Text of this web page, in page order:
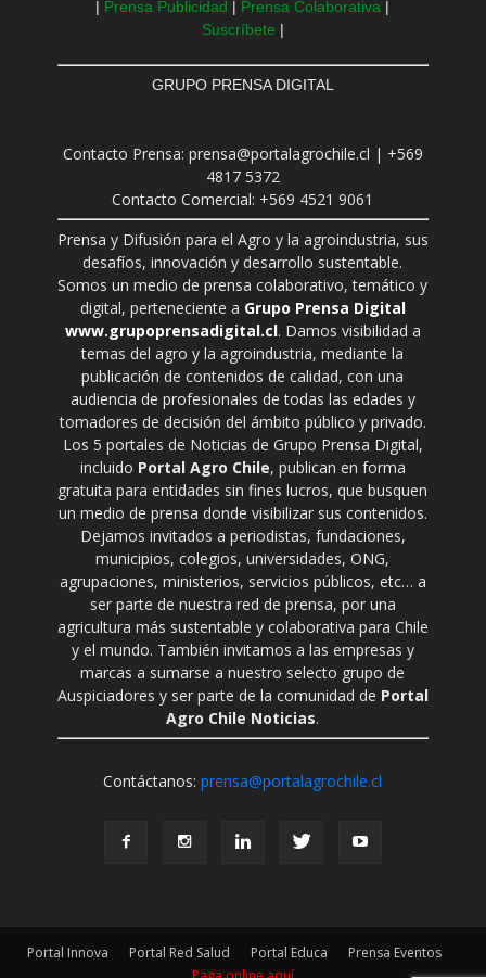
| Prensa Publicidad | Prensa Colaborativa |
Suscríbete |
GRUPO PRENSA DIGITAL
Contacto Prensa: prensa@portalagrochile.cl | +569
4817 5372
Contacto Comercial: +569 4521 9061
Prensa y Difusión para el Agro y la agroindustria, sus
desafíos, innovación y desarrollo sustentable.
Somos un medio de prensa colaborativo, temático y
digital, perteneciente a Grupo Prensa Digital
www.grupoprensadigital.cl. Damos visibilidad a
temas del agro y la agroindustria, mediante la
publicación de contenidos de calidad, con una
audiencia de profesionales de todas las edades y
tomadores de decisión del ámbito público y privado.
Los 5 portales de Noticias de Grupo Prensa Digital,
incluido Portal Agro Chile, publican en forma
gratuita para entidades sin fines lucros, que busquen
un medio de prensa donde visibilizar sus contenidos.
Dejamos invitados a periodistas, fundaciones,
municipios, colegios, universidades, ONG,
agrupaciones, ministerios, servicios públicos, etc… a
ser parte de nuestra red de prensa, por una
agricultura más sustentable y colaborativa para Chile
y el mundo. También invitamos a las empresas y
marcas a sumarse a nuestro selecto grupo de
Auspiciadores y ser parte de la comunidad de Portal
Agro Chile Noticias.
Contáctanos:prensa@portalagrochile.cl
Portal Innova Portal Red Salud Portal Educa
Prensa Eventos